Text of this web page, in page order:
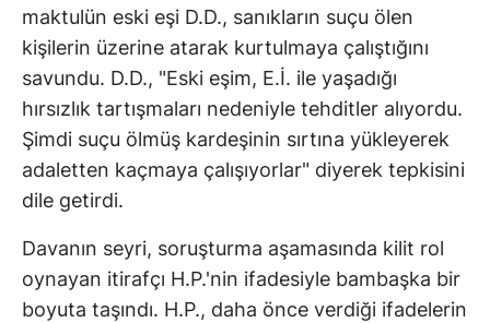
maktulün eski eşi D.D., sanıkların suçu ölen
kişilerin üzerine atarak kurtulmaya çalıştığını
savundu. D.D., "Eski eşim, E.İ. ile yaşadığı
hırsızlık tartışmaları nedeniyle tehditler alıyordu.
Şimdi suçu ölmüş kardeşinin sırtına yükleyerek
adaletten kaçmaya çalışıyorlar" diyerek tepkisini
dile getirdi.
Davanın seyri, soruşturma aşamasında kilit rol
oynayan itirafçı H.P.'nin ifadesiyle bambaşka bir
boyuta taşındı. H.P., daha önce verdiği ifadelerin